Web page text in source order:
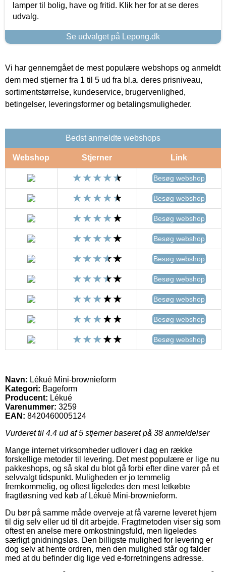
lamper til bolig, have og fritid. Klik her for at se deres
udvalg.
Se udvalget på Lepong.dk
Vi har gennemgået de mest populære webshops og anmeldt
dem med stjerner fra 1 til 5 ud fra bl.a. deres prisniveau,
sortimentstørrelse, kundeservice, brugervenlighed,
betingelser, leveringsformer og betalingsmuligheder.
Bedst anmeldte webshops
Webshop Stjerner Link
Besøg webshop
Besøg webshop
Besøg webshop
Besøg webshop
Besøg webshop
Besøg webshop
Besøg webshop
Besøg webshop
Besøg webshop
Navn: Lékué Mini-brownieform
Kategori: Bageform
Producent: Lékué
Varenummer: 3259
EAN: 8420460005124
Vurderet til 4.4 ud af 5 stjerner baseret på 38 anmeldelser
Mange internet virksomheder udlover i dag en række
forskellige metoder til levering. Det mest populære er lige nu
pakkeshops, og så skal du blot gå forbi efter dine varer på et
selvvalgt tidspunkt. Muligheden er jo temmelig
fremkommelig, og oftest ligeledes den mest letkøbte
fragtløsning ved køb af Lékué Mini-brownieform.
Du bør på samme måde overveje at få varerne leveret hjem
til dig selv eller ud til dit arbejde. Fragtmetoden viser sig som
oftest en anelse mere omkostningsfuld, men ligeledes
særligt gnidningsløs. Den billigste mulighed for levering er
dog selv at hente ordren, men den mulighed står og falder
med at du befinder dig lige ved e-forretningens adresse.